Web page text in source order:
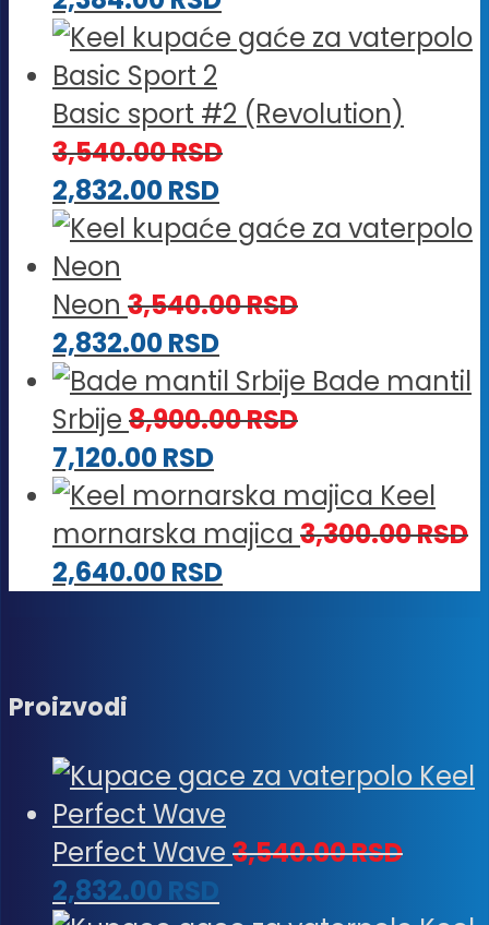
Basic sport #2 (Revolution)
3,540.00RSD
2,832.00RSD
Neon 3,540.00RSD
2,832.00RSD
Bade mantil
Srbije 8,900.00RSD
7,120.00RSD
Keel
mornarska majica 3,300.00RSD
2,640.00RSD
Proizvodi
Perfect Wave 3,540.00RSD
2,832.00 RSD